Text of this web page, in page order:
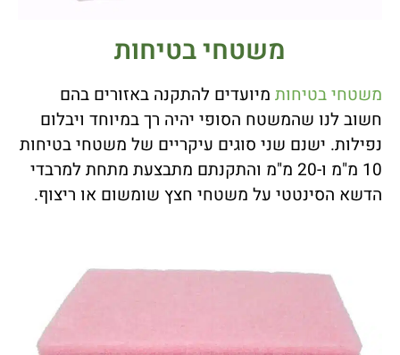
משטחי בטיחות
משטחי בטיחות מיועדים להתקנה באזורים בהם
חשוב לנו שהמשטח הסופי יהיה רך במיוחד ויבלום
נפילות. ישנם שני סוגים עיקריים של משטחי בטיחות
10 מ"מ ו-20 מ"מ והתקנתם מתבצעת מתחת למרבדי
הדשא הסינטטי על משטחי חצץ שומשום או ריצוף.